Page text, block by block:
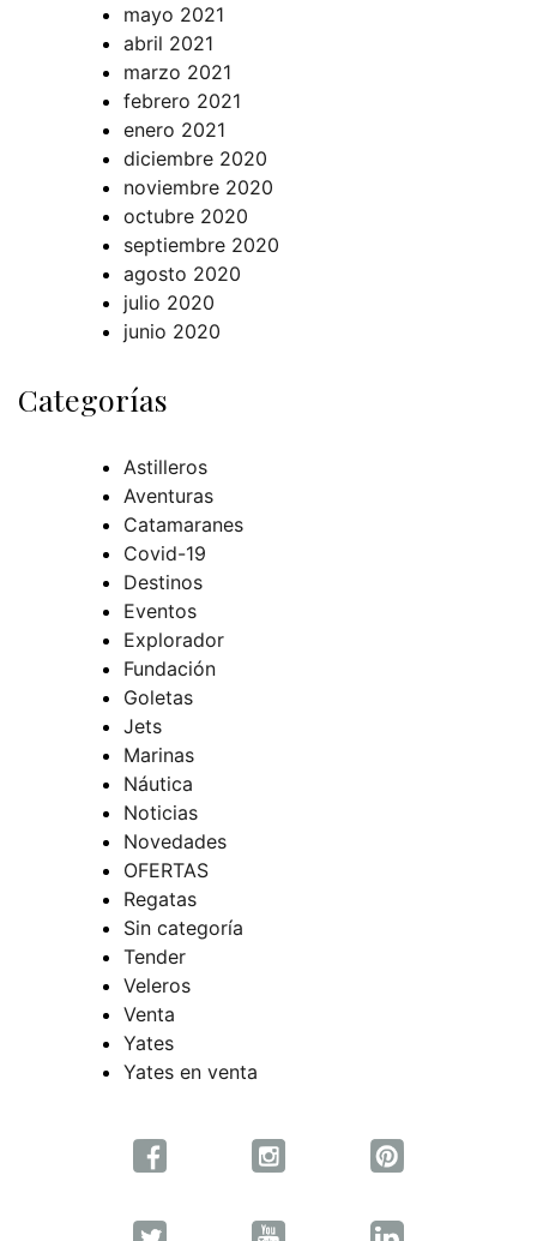
mayo 2021
abril 2021
marzo 2021
febrero 2021
enero 2021
diciembre 2020
noviembre 2020
octubre 2020
septiembre 2020
agosto 2020
julio 2020
junio 2020
Categorías
Astilleros
Aventuras
Catamaranes
Covid-19
Destinos
Eventos
Explorador
Fundación
Goletas
Jets
Marinas
Náutica
Noticias
Novedades
OFERTAS
Regatas
Sin categoría
Tender
Veleros
Venta
Yates
Yates en venta